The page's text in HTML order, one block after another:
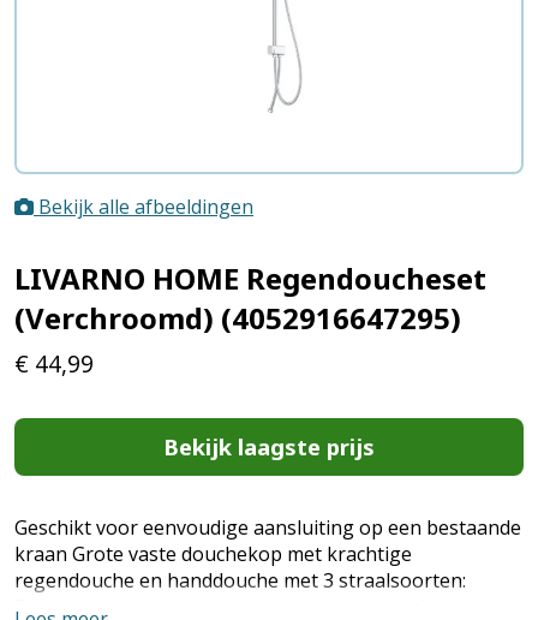
Bekijk alle afbeeldingen
LIVARNO HOME Regendoucheset
(Verchroomd) (4052916647295)
€ 44,99
Bekijk laagste prijs
Geschikt voor eenvoudige aansluiting op een bestaande
kraan Grote vaste douchekop met krachtige
regendouche en handdouche met 3 straalsoorten:
Regendouche - krachtige douchestraal, ideaal voor het